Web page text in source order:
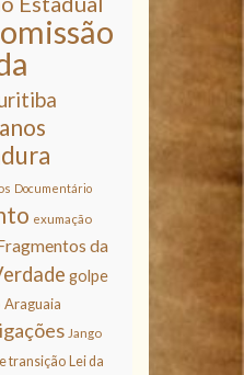
Documentário
exumação
da
golpe
Jango
transição Lei da